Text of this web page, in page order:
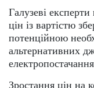
Галузеві
цін із вартістю
потенційною
альтернативних
Зростання цін на